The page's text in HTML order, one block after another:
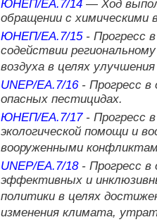
ЮНЕП/EA.7/14— Ход
обращении с
ЮНЕП/EA.7/15- Прогресс
содействии
воздуха в целях
UNEP/EA.7/16- Прогресс в
опасных пестицидах.
ЮНЕП/EA.7/17- Прогресс
экологической помощи и
вооруженными
UNEP/EA.7/18- Прогресс в
эффективных и
политики в целях
изменения климата,